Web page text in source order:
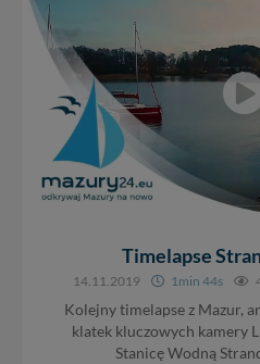
Timelapse
14.11.2019 1min 44s
Kolejny timelapse z Mazur,
klatek kluczowych kamery
Stanicę Wodną